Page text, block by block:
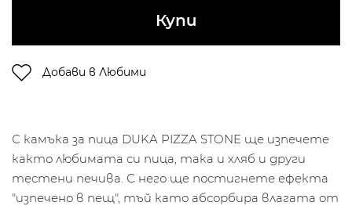
Купи
Добави в Любими
С камъка за пица DUKA PIZZA STONE ще изпечете
както любимата си пица, така и хляб и други
тестени печива. С него ще постигнете ефекта
"изпечено в пещ", тъй като абсорбира влагата от